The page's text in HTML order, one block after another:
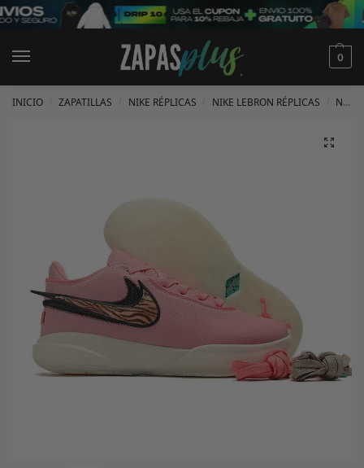
0
INICIO ZAPATILLAS NIKE RÉPLICAS NIKE LEBRON RÉPLICAS NIKE LEBRON 20 RÉPLICAS